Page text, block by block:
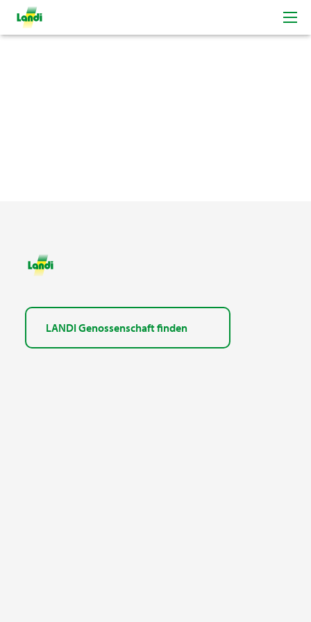
LANDI Genossenschaft finden